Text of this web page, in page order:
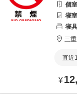
個室
寝室
寝具
三
直近
¥